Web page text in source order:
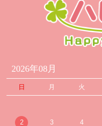
2026年08月
日 月 火
2 3 4